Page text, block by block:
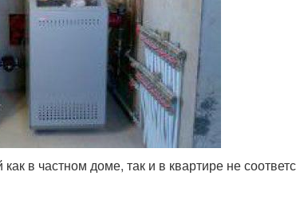
в частном доме, так и в квартире не